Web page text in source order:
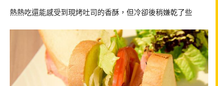
熱熱吃還能感受到現烤吐司的香酥，但冷卻後稍嫌乾了些